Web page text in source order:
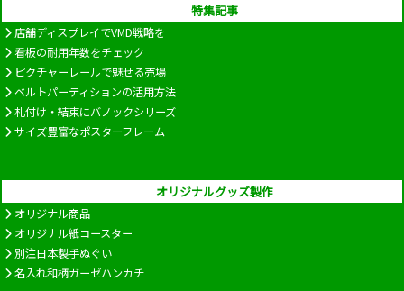
特集記事
店舗ディスプレイでVMD戦略を
看板の耐用年数をチェック
ピクチャーレールで魅せる売場
ベルトパーティションの活用方法
札付け・結束にバノックシリーズ
サイズ豊富なポスターフレーム
オリジナルグッズ製作
オリジナル商品
オリジナル紙コースター
別注日本製手ぬぐい
名入れ和柄ガーゼハンカチ